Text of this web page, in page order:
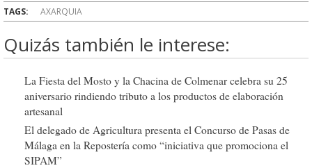
TAGS: AXARQUIA
Quizás también le interese:
La Fiesta del Mosto y la Chacina de Colmenar celebra su 25
aniversario rindiendo tributo a los productos de elaboración
artesanal
El delegado de Agricultura presenta el Concurso de Pasas de
Málaga en la Repostería como “iniciativa que promociona el
SIPAM”